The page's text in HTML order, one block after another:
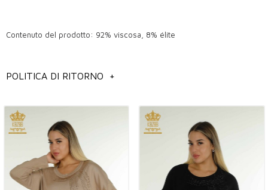
Contenuto del prodotto: 92% viscosa, 8% élite
Misure Modello: Altezza: 1,78 cm, Petto: 95 cm, Vita: 73 cm, Fianchi:
informazioni generali
Modelli di set di maglioni di maglieria da donna all'ingrosso,
Modelli di maglioni di maglieria all'ingrosso di Istanbul,
POLITICA DI RITORNO +